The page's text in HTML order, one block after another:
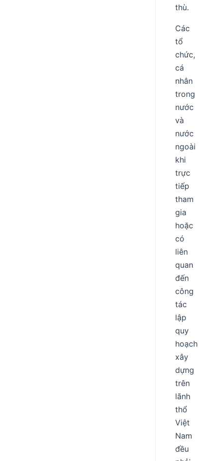
thù.
Các
tổ
chức,
cá
nhân
trong
nước
và
nước
ngoài
khi
trực
tiếp
tham
gia
hoặc
có
liên
quan
đến
công
tác
lập
quy
hoạch
xây
dựng
trên
lãnh
thổ
Việt
Nam
đều